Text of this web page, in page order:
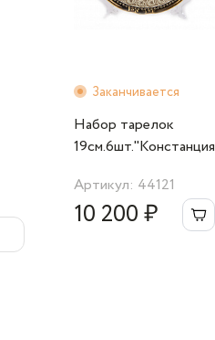
Заканчивается
Набор тарелок
19см.6шт."Констанция
Артикул: 44121
10 200 ₽